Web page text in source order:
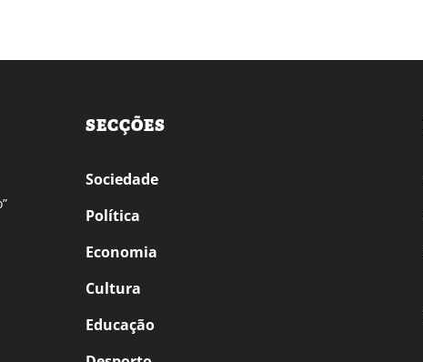
SECÇÕES
Sociedade
Política
Economia
Cultura
Educação